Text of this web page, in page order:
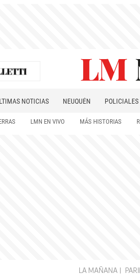
NOTICIAS NEUQUÉN POLICIALES
LMN EN VIVO MÁS HISTORIAS
LA MAÑANA